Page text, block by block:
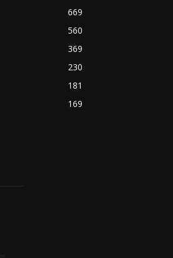
669
560
369
230
181
169